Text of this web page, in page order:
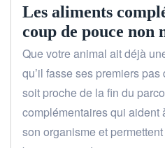
Les aliments
coup de pouce non
Que votre animal ait déjà
qu’il fasse ses premiers
soit proche de la fin du
complémentaires qui aident
son organisme et